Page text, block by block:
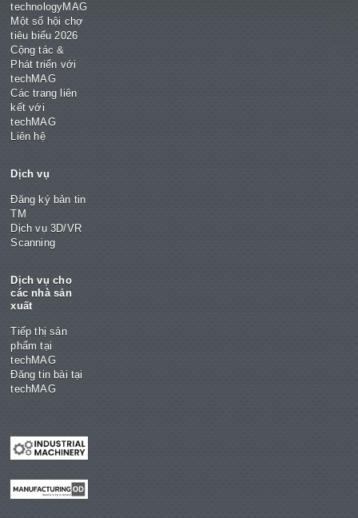
technologyMAG
Một số hội chợ
tiêu biểu 2026
Cộng tác &
Phát triển với
techMAG
Các trang liên
kết với
techMAG
Liên hệ
Dịch vụ
Đăng ký bản tin
TM
Dịch vụ 3D/VR
Scanning
Dịch vụ cho
các nhà sản
xuất
Tiếp thị sản
phẩm tại
techMAG
Đăng tin bài tại
techMAG